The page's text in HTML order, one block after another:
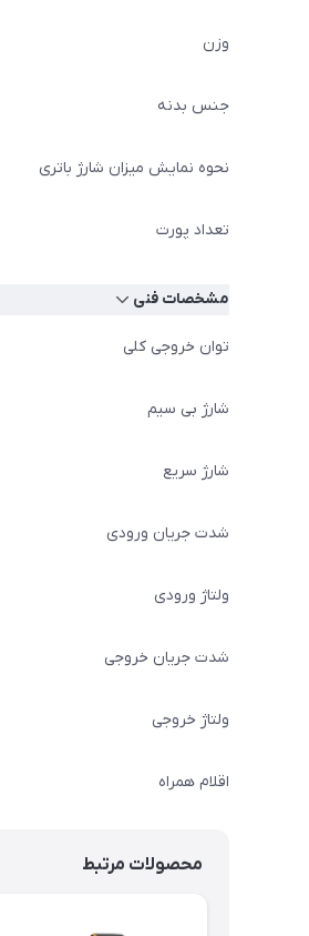
وزن
جنس بدنه
نحوه نمایش میزان شارژ باتری
تعداد پورت
مشخصات فنی
توان خروجی کلی
شارژ بی سیم
شارژ سریع
شدت جریان ورودی
ولتاژ ورودی
شدت جریان خروجی
ولتاژ خروجی
اقلام همراه
محصولات مرتبط